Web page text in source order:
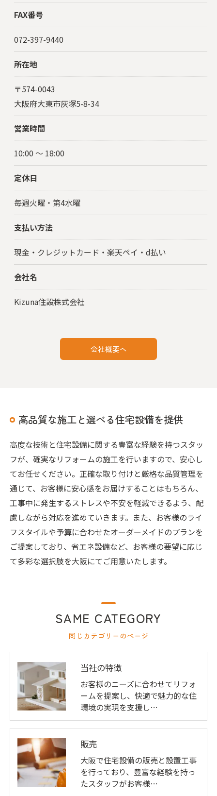
FAX番号
072-397-9440
所在地
〒574-0043
大阪府大東市灰塚5-8-34
営業時間
10:00 〜 18:00
定休日
毎週火曜・第4水曜
支払い方法
現金・クレジットカード・楽天ペイ・d払い
会社名
Kizuna住設株式会社
会社概要へ
高品質な施工と選べる住宅設備を提供
高度な技術と住宅設備に関する豊富な経験を持つスタッ
フが、確実なリフォームの施工を行いますので、安心し
てお任せください。正確な取り付けと厳格な品質管理を
通じて、お客様に安心感をお届けすることはもちろん、
工事中に発生するストレスや不安を軽減できるよう、配
慮しながら対応を進めていきます。また、お客様のライ
フスタイルや予算に合わせたオーダーメイドのプランを
ご提案しており、省エネ設備など、お客様の要望に応じ
て多彩な選択肢を大阪にてご用意いたします。
同じカテゴリーのページ
SAME CATEGORY
当社の特徴
お客様のニーズに合わせてリフォ
ームを提案し、快適で魅力的な住
環境の実現を支援し…
販売
大阪で住宅設備の販売と設置工事
を行っており、豊富な経験を持っ
たスタッフがお客様…